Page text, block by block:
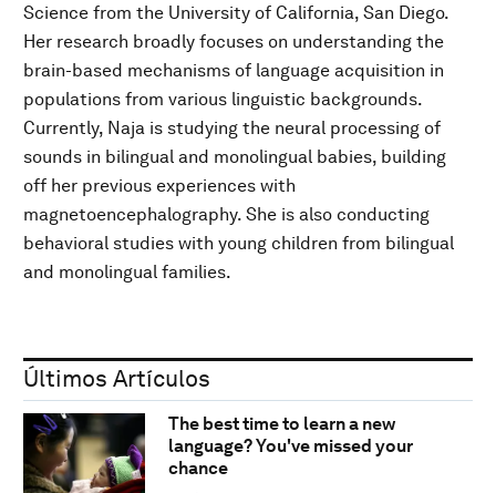
Science from the University of California, San Diego.
Her research broadly focuses on understanding the
brain-based mechanisms of language acquisition in
populations from various linguistic backgrounds.
Currently, Naja is studying the neural processing of
sounds in bilingual and monolingual babies, building
off her previous experiences with
magnetoencephalography. She is also conducting
behavioral studies with young children from bilingual
and monolingual families.
Últimos Artículos
The best time to learn a new
language? You've missed your
chance